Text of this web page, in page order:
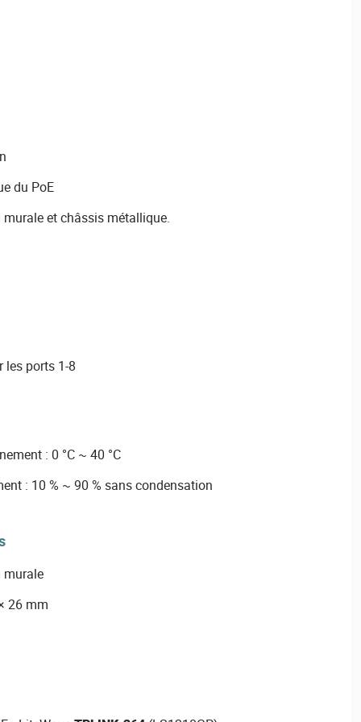
du PoE
et châssis métallique.
les ports 1-8
: 0 °C ~ 40 °C
: 10 % ~ 90 % sans condensation
murale
26 mm